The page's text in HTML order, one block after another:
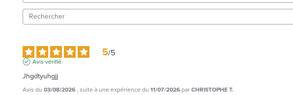
5/5
Avis vérifié
Jhgdtyuhgjj
Avis du 03/08/2026, suite à une expérience du 11/07/2026 parCHRISTOPHE T.